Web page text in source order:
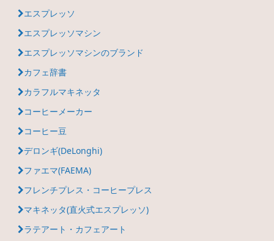
エスプレッソ
エスプレッソマシン
エスプレッソマシンのブランド
カフェ辞書
カラフルマキネッタ
コーヒーメーカー
コーヒー豆
デロンギ(DeLonghi)
ファエマ(FAEMA)
フレンチプレス・コーヒープレス
マキネッタ(直火式エスプレッソ)
ラテアート・カフェアート